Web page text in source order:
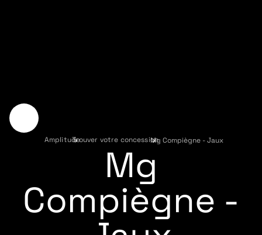
Amplitude
›
Trouver votre concession
›
Mg Compiègne - Jaux
Mg
Compiègne -